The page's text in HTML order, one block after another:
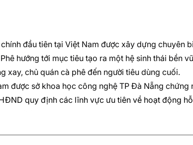
đầu tiên tại Việt Nam được xây dựng chuyên
hướng tới mục tiêu tạo ra một hệ sinh thái bền
xay, chủ quán cà phê đến người tiêu dùng cuối.
được sở khoa học công nghệ TP Đà Nẵng chứng
quy định các lĩnh vực ưu tiên về hoạt động